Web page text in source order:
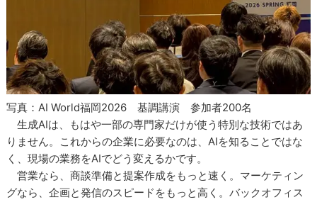
写真：AI World福岡2026 基調講演 参加者200名
生成AIは、もはや一部の専門家だけが使う特別な技術ではあ
りません。これからの企業に必要なのは、AIを知ることではな
く、現場の業務をAIでどう変えるかです。
営業なら、商談準備と提案作成をもっと速く。マーケティン
グなら、企画と発信のスピードをもっと高く。バックオフィス